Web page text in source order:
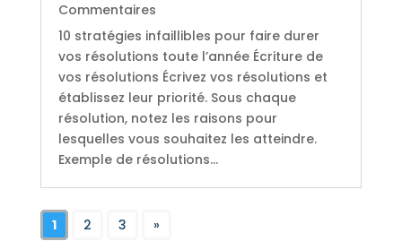
Commentaires
10 stratégies infaillibles pour faire durer
vos résolutions toute l’année Écriture de
vos résolutions Écrivez vos résolutions et
établissez leur priorité. Sous chaque
résolution, notez les raisons pour
lesquelles vous souhaitez les atteindre.
Exemple de résolutions...
1 2 3 »